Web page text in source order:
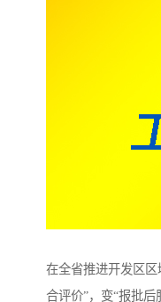
在全省推进开发区区
合评价”，变“报批后